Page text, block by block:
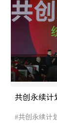
共创永续计
#共创永续计